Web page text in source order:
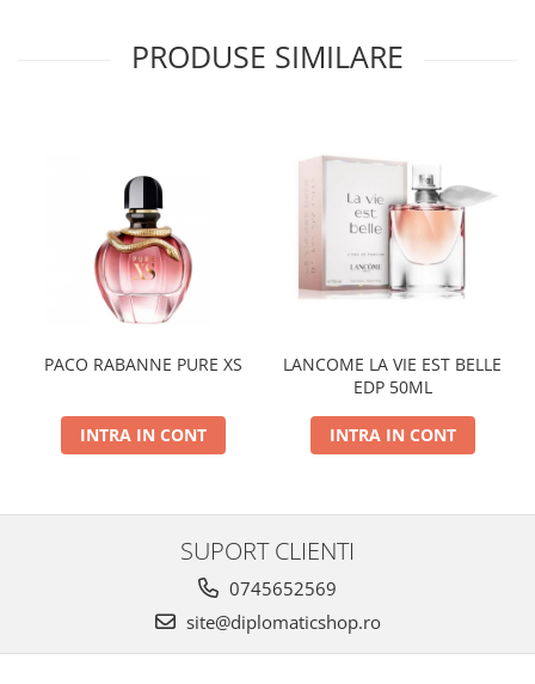
PRODUSE SIMILARE
PACO RABANNE PURE XS
INTRA IN CONT
LANCOME LA VIE EST BELLE
EDP 50ML
INTRA IN CONT
SUPORT CLIENTI
0745652569
site@diplomaticshop.ro